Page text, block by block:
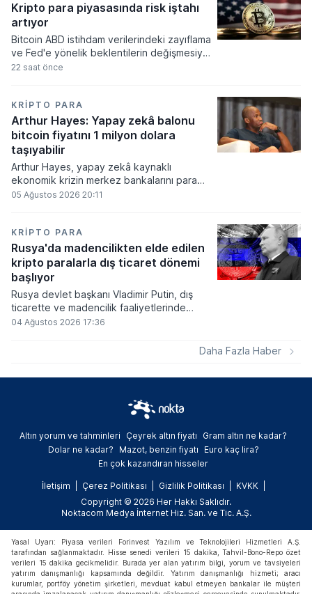
Kripto para piyasasında risk iştahı
artıyor
Bitcoin ABD istihdam verilerindeki zayıflama
ve Fed'e yönelik beklentilerin değişmesiyle
haftayı yükselişle kapattı. Kripto para
açıklanacak enflasyon rakamlarına ve
küresel gelişmelere çevrildi.
22 saat önce
KRIPTO PARA
Arthur Hayes: Yapay zekâ balonu
bitcoin fiyatını 1 milyon dolara
taşıyabilir
Arthur Hayes, yapay zekâ kaynaklı
ekonomik krizin merkez bankalarını para
basmaya zorlayacağını ve bu durumun
kayıplarının tetikleyeceği kredi krizinin
küresel likidite artışına yol açacağını belirtti
ve bitcoinin bu süreçte en hızlı tepki veren
varlık olacağı vurguladı.
05 Ağustos 2026 20:11
KRIPTO PARA
Rusya'da madencilikten elde edilen
kripto paralarla dış ticaret dönemi
başlıyor
Rusya devlet başkanı Vladimir Putin, dış
ticarette ve madencilik faaliyetlerinde
kripto varlıkların kullanımına onay veren
04 Ağustos 2026 17:36
Daha Fazla Haber
Altın yorum ve tahminleri Çeyrek altın fiyatı
Gram altın ne kadar?
Dolar ne kadar?
Mazot, benzin fiyatı
Euro kaç lira?
En çok kazandıran hisseler
İletişim Çerez Politikası Gizlilik Politikası
KVKK
Copyright © 2026 Her Hakkı Saklıdır.
Noktacom Medya İnternet Hiz. San. ve Tic. A.Ş.
Yasal Uyarı: Piyasa verileri Forinvest Yazılım ve Teknolojileri Hizmetleri A.Ş.
tarafından sağlanmaktadır. Hisse senedi verileri 15 dakika, Tahvil-Bono-Repo özet
verileri 15 dakika gecikmelidir. Burada yer alan yatırım bilgi, yorum ve tavsiyeleri
yatırım danışmanlığı kapsamında değildir. Yatırım danışmanlığı hizmeti; aracı
kurumlar, portföy yönetim şirketleri, mevduat kabul etmeyen bankalar ile müşteri